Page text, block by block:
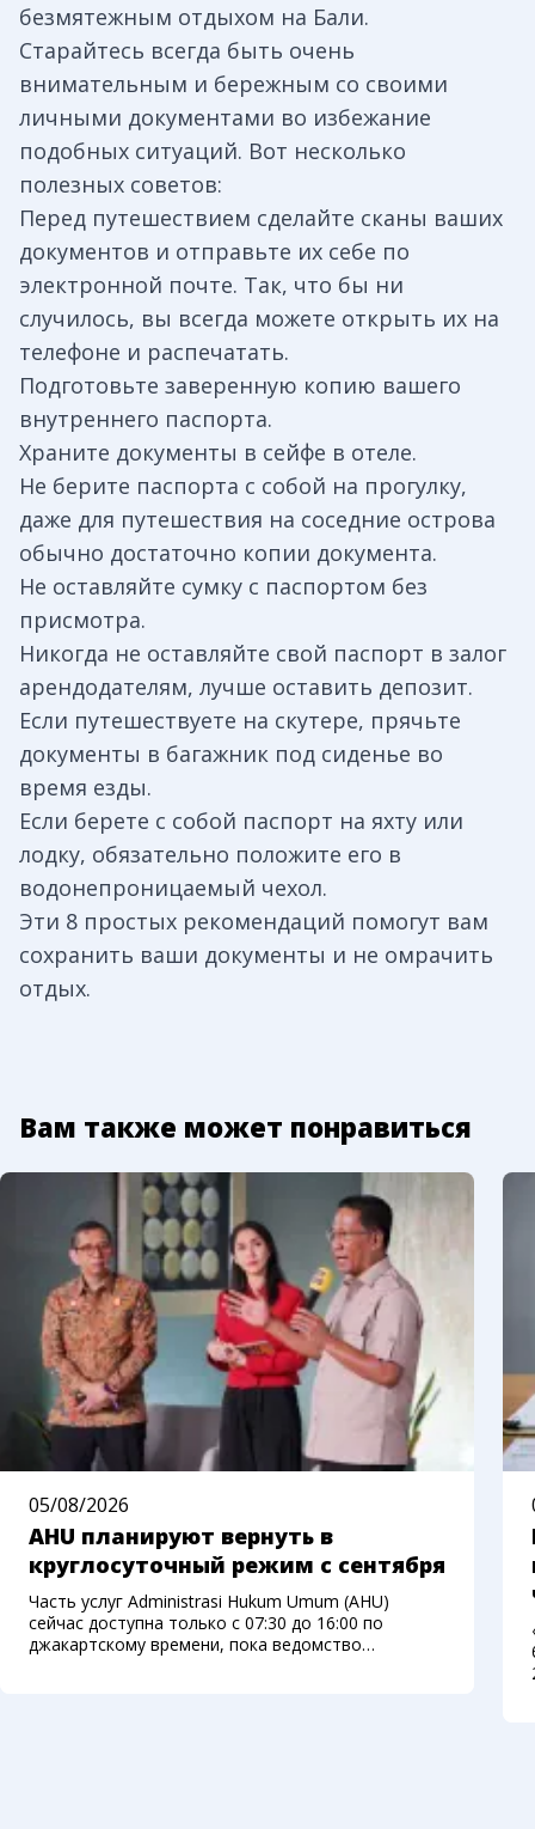
безмятежным отдыхом на Бали.
Старайтесь всегда быть очень
внимательным и бережным со своими
личными документами во избежание
подобных ситуаций. Вот несколько
полезных советов:
Перед путешествием сделайте сканы ваших
документов и отправьте их себе по
электронной почте. Так, что бы ни
случилось, вы всегда можете открыть их на
телефоне и распечатать.
Подготовьте заверенную копию вашего
внутреннего паспорта.
Храните документы в сейфе в отеле.
Не берите паспорта с собой на прогулку,
даже для путешествия на соседние острова
обычно достаточно копии документа.
Не оставляйте сумку с паспортом без
присмотра.
Никогда не оставляйте свой паспорт в залог
арендодателям, лучше оставить депозит.
Если путешествуете на скутере, прячьте
документы в багажник под сиденье во
время езды.
Если берете с собой паспорт на яхту или
лодку, обязательно положите его в
водонепроницаемый чехол.
Эти 8 простых рекомендаций помогут вам
сохранить ваши документы и не омрачить
отдых.
Вам также может понравиться
05/08/2026
AHU планируют вернуть в
круглосуточный режим с сентября
Часть услуг Administrasi Hukum Umum (AHU)
сейчас доступна только с 07:30 до 16:00 по
джакартскому времени, пока ведомство